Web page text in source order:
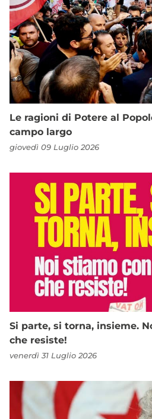
Le ragioni di Potere al
campo largo
giovedì 09 Luglio 2026
Si parte, si torna, insieme.
che resiste!
venerdì 31 Luglio 2026